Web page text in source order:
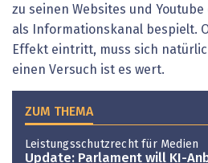
zu seinen Websites und
als Informationskanal bespielt.
Effekt eintritt, muss sich
einen Versuch ist es wert.
ZUM THEMA
Leistungsschutzrecht für Medien
Update: Parlament will KI-